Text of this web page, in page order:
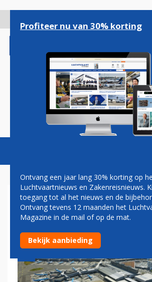
gaan
Magazine Podcasts
WOUTER BOS
NIEUWE SCHIPHOL-
Profiteer nu van 30% korting
Ontvang een jaar lang 30% korting op
Luchtvaartnieuws en Zakenreisnieuws.
toegang tot al het nieuws en de
Ontvang tevens 12 maanden het
Magazine in de mail of op de mat.
Bekijk aanbieding